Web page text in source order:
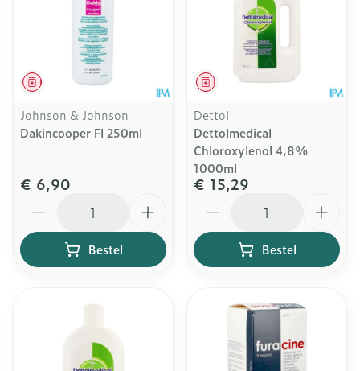
Geneesmiddel
Johnson & Johnson
Dakincooper Fl 250ml
€ 6,90
Bestel
Geneesmiddel
Dettol
Dettolmedical
Chloroxylenol 4,8%
1000ml
€ 15,29
Bestel